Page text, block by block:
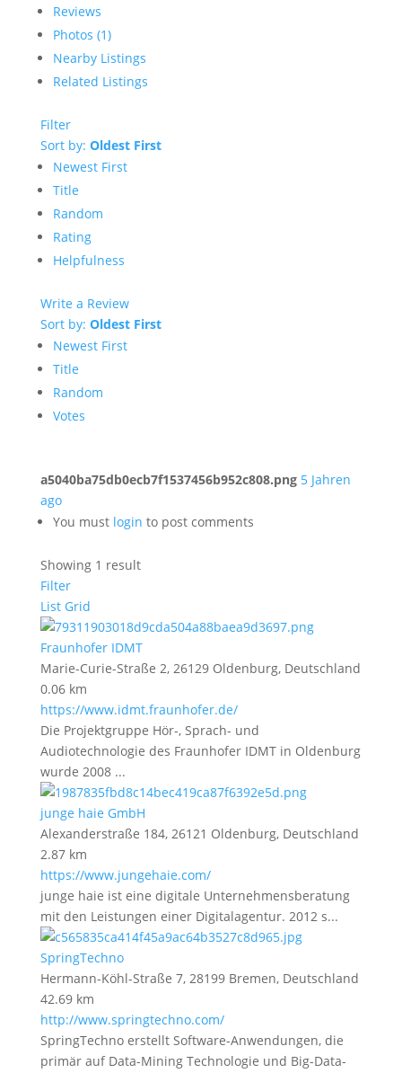
Reviews
Photos (1)
Nearby Listings
Related Listings
Filter
Sort by: Oldest First
Newest First
Title
Random
Rating
Helpfulness
Write a Review
Sort by: Oldest First
Newest First
Title
Random
Votes
a5040ba75db0ecb7f1537456b952c808.png 5 Jahren
ago
You must login to post comments
Showing 1 result
Filter
List Grid
Fraunhofer IDMT
Marie-Curie-Straße 2, 26129 Oldenburg, Deutschland
0.06 km
https://www.idmt.fraunhofer.de/
Die Projektgruppe Hör-, Sprach- und
Audiotechnologie des Fraunhofer IDMT in Oldenburg
wurde 2008 ...
junge haie GmbH
Alexanderstraße 184, 26121 Oldenburg, Deutschland
2.87 km
https://www.jungehaie.com/
junge haie ist eine digitale Unternehmensberatung
mit den Leistungen einer Digitalagentur. 2012 s...
SpringTechno
Hermann-Köhl-Straße 7, 28199 Bremen, Deutschland
42.69 km
http://www.springtechno.com/
SpringTechno erstellt Software-Anwendungen, die
primär auf Data-Mining Technologie und Big-Data-